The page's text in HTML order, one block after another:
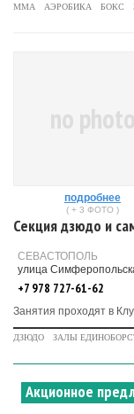
MMA АЭРОБИКА БОКС
no photo
подробнее
( + 3 ФОТО )
Секция дзюдо и
СЕВАСТОПОЛЬ
улица
+7 978 727-61-62
Занятия проходят в
ДЗЮДО ЗАЛЫ
Акционное